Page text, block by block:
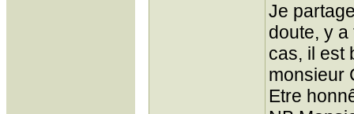
Je
doute, y
cas, il est
monsieur
Etre